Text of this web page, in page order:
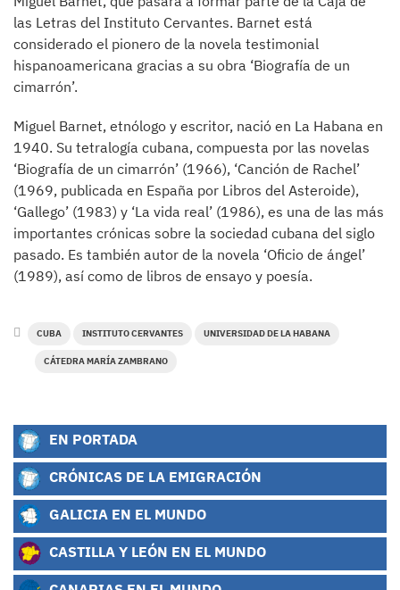
las Letras del Instituto Cervantes. Barnet está
considerado el pionero de la novela testimonial
hispanoamericana gracias a su obra ‘Biografía de un
cimarrón’.
Miguel Barnet, etnólogo y escritor, nació en La Habana en
1940. Su tetralogía cubana, compuesta por las novelas
‘Biografía de un cimarrón’ (1966), ‘Canción de Rachel’
(1969, publicada en España por Libros del Asteroide),
‘Gallego’ (1983) y ‘La vida real’ (1986), es una de las más
importantes crónicas sobre la sociedad cubana del siglo
pasado. Es también autor de la novela ‘Oficio de ángel’
(1989), así como de libros de ensayo y poesía.
CUBA INSTITUTO CERVANTES UNIVERSIDAD DE LA HABANA
CÁTEDRA MARÍA ZAMBRANO
EN PORTADA
CRÓNICAS DE LA EMIGRACIÓN
GALICIA EN EL MUNDO
CASTILLA Y LEÓN EN EL MUNDO